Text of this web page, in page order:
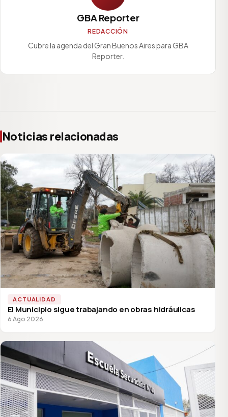
GBA Reporter
REDACCIÓN
Cubre la agenda del Gran Buenos Aires para GBA
Reporter.
Noticias relacionadas
ACTUALIDAD
El Municipio sigue trabajando en obras hidráulicas
6 Ago 2026